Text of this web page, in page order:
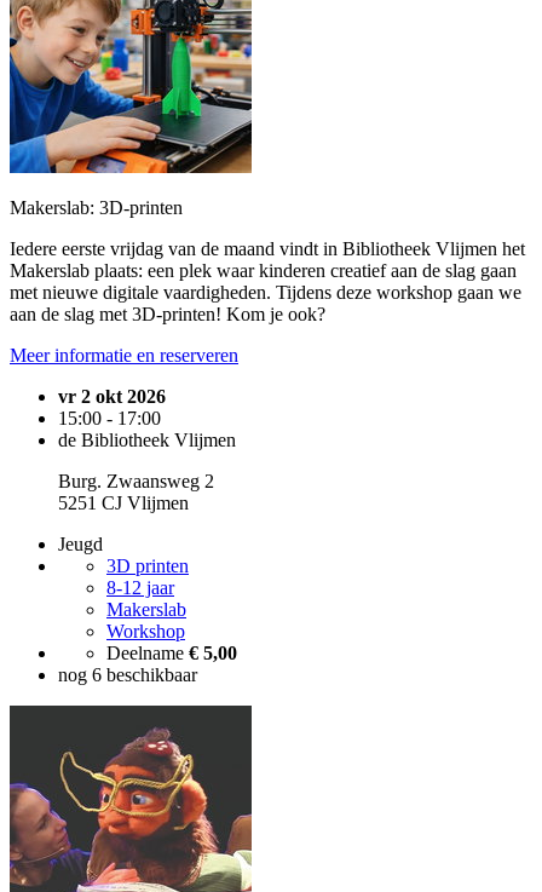
Makerslab: 3D-printen
Iedere eerste vrijdag van de maand vindt in Bibliotheek Vlijmen het
Makerslab plaats: een plek waar kinderen creatief aan de slag gaan
met nieuwe digitale vaardigheden. Tijdens deze workshop gaan we
aan de slag met 3D-printen! Kom je ook?
Meer informatie en reserveren
vr 2 okt 2026
15:00 - 17:00
de Bibliotheek Vlijmen
Burg. Zwaansweg 2
5251 CJ Vlijmen
Jeugd
3D printen
8-12 jaar
Makerslab
Workshop
Deelname € 5,00
nog 6 beschikbaar